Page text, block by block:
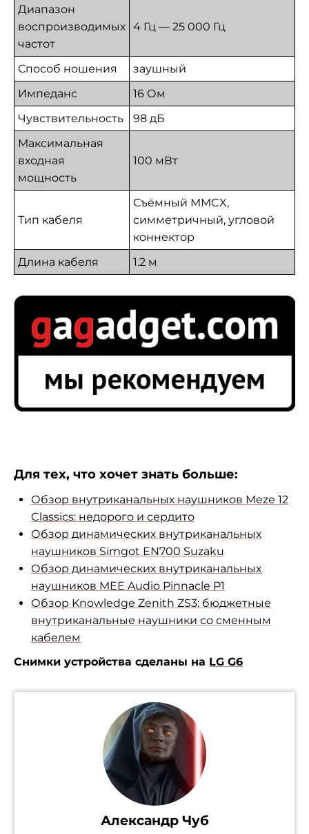
Диапазон
воспроизводимых
частот
4 Гц — 25 000 Гц
Способ ношения
заушный
Импеданс
16 Ом
Чувствительность
98 дБ
Максимальная
входная
мощность
100 мВт
Тип кабеля
Съёмный MMCX,
симметричный, угловой
коннектор
Длина кабеля
1.2 м
Для тех, что хочет знать больше:
Обзор внутриканальных наушников Meze 12
Classics: недорого и сердито
Обзор динамических внутриканальных
наушников Simgot EN700 Suzaku
Обзор динамических внутриканальных
наушников MEE Audio Pinnacle P1
Обзор Knowledge Zenith ZS3: бюджетные
внутриканальные наушники со сменным
кабелем
Снимки устройства сделаны на LG G6
Александр Чуб